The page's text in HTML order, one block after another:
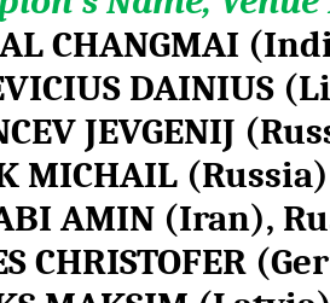
CHANGMAI
DAINIUS
JEVGENIJ
MICHAIL
AMIN (Iran),
CHRISTOFER